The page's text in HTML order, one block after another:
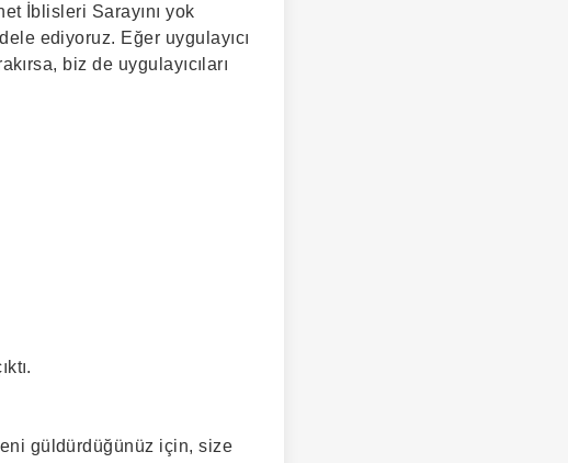
İblisleri Sarayını yok
ediyoruz. Eğer uygulayıcı
biz de uygulayıcıları
güldürdüğünüz için, size